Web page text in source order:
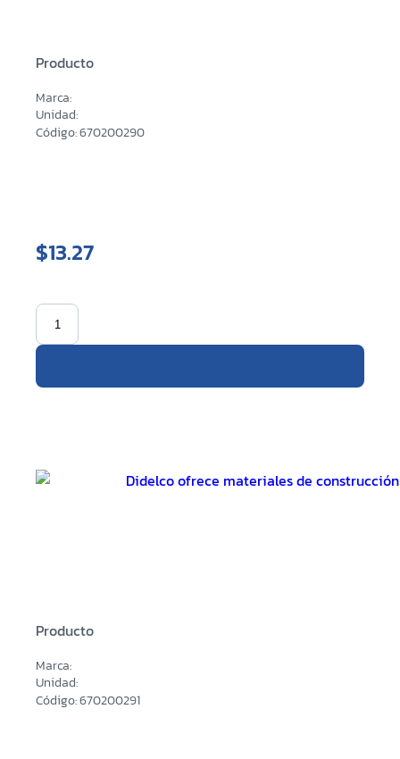
Producto
Marca:
Unidad:
Código: 670200290
$13.27
Producto
Marca:
Unidad:
Código: 670200291